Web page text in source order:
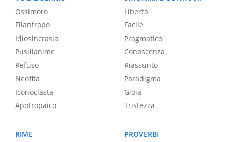
Ossimoro
Filantropo
Idiosincrasia
Pusillanime
Refuso
Neofita
Iconoclasta
Apotropaico
Libertà
Facile
Pragmatico
Conoscenza
Riassunto
Paradigma
Gioia
Tristezza
RIME
PROVERBI